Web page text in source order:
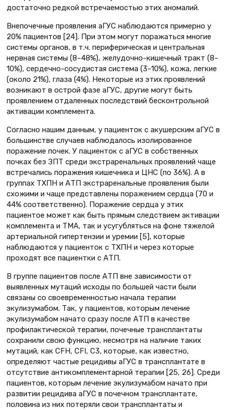
достаточно редкой встречаемостью этих аномалий.
Внепочечные проявления аГУС наблюдаются примерно у
20% пациентов [24]. При этом могут поражаться многие
системы органов, в т.ч. периферическая и центральная
нервная системы (8–48%), желудочно-кишечный тракт (8–
10%), сердечно-сосудистая система (3–10%), кожа, легкие
(около 21%), глаза (4%). Некоторые из этих проявлений
возникают в острой фазе аГУС, другие могут быть
проявлением отдаленных последствий бесконтрольной
активации комплемента.
Согласно нашим данным, у пациенток с акушерским аГУС в
большинстве случаев наблюдалось изолированное
поражение почек. У пациенток с аГУС в собственных
почках без ЗПТ среди экстраренальных проявлений чаще
встречались поражения кишечника и ЦНС (по 36%). А в
группах ТХПН и АТП экстраренальные проявления были
схожими и чаще представлены поражением сердца (70 и
44% соответственно). Поражение сердца у этих
пациентое может как быть прямым следствием активации
комплемента и ТМА, так и усугубляться на фоне тяжелой
артериальной гипертензии и уремии [5], которые
наблюдаются у пациенток с ТХПН и через которые
проходят все пациентки с АТП.
В группе пациентов после АТП вне зависимости от
выявленных мутаций исходы по большей части были
связаны со своевременностью начала терапии
экулизумабом. Так, у пациентов, которым лечение
экулизумабом начато сразу после АТП в качестве
профилактической терапии, почечные трансплантаты
сохранили свою функцию, несмотря на наличие таких
мутаций, как CFH, CFI, C3, которые, как известно,
определяют частые рецидивы аГУС в трансплантате в
отсутствие антикомплементарной терапии [25, 26]. Среди
пациентов, которым лечение экулизумабом начато при
развитии рецидива аГУС в почечном трансплантате,
половина из них потеряли свои трансплантаты и